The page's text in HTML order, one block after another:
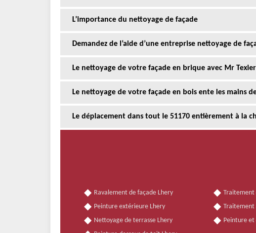
L’importance du nettoyage de façade
Demandez de l’aide d’une entreprise nettoyage de
Le nettoyage de votre façade en brique avec Mr
Le nettoyage de votre façade en bois ente les mains
Le déplacement dans tout le 51170 entièrement à la
Ravalement de façade Lhery
Peinture extérieure Lhery
Nettoyage de terrasse Lhery
Traitement
Traitement
Peinture et